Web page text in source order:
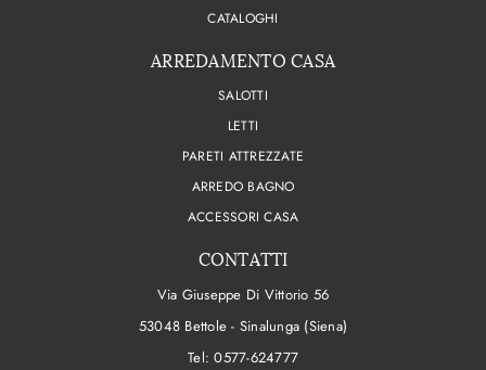
CATALOGHI
ARREDAMENTO CASA
SALOTTI
LETTI
PARETI ATTREZZATE
ARREDO BAGNO
ACCESSORI CASA
CONTATTI
Via Giuseppe Di Vittorio 56
53048 Bettole - Sinalunga (Siena)
Tel:0577-624777